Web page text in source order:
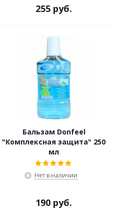
255 руб.
Бальзам Donfeel
"Комплексная защита" 250
мл
Нет в наличии
190 руб.